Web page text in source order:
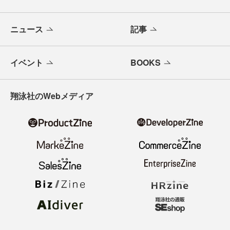
ニュース 記事
イベント BOOKS
翔泳社のWebメディア